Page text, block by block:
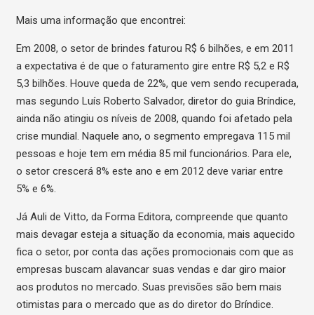
Mais uma informação que encontrei:
Em 2008, o setor de brindes faturou R$ 6 bilhões, e em 2011
a expectativa é de que o faturamento gire entre R$ 5,2 e R$
5,3 bilhões. Houve queda de 22%, que vem sendo recuperada,
mas segundo Luís Roberto Salvador, diretor do guia Bríndice,
ainda não atingiu os níveis de 2008, quando foi afetado pela
crise mundial. Naquele ano, o segmento empregava 115 mil
pessoas e hoje tem em média 85 mil funcionários. Para ele,
o setor crescerá 8% este ano e em 2012 deve variar entre
5% e 6%.
Já Auli de Vitto, da Forma Editora, compreende que quanto
mais devagar esteja a situação da economia, mais aquecido
fica o setor, por conta das ações promocionais com que as
empresas buscam alavancar suas vendas e dar giro maior
aos produtos no mercado. Suas previsões são bem mais
otimistas para o mercado que as do diretor do Bríndice.